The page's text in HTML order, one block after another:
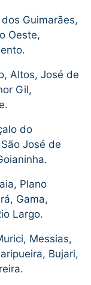
Guimarães,
Oeste,
Altos, José de
Gil,
do
José de
Plano
Gama,
Largo.
Messias,
Bujari,